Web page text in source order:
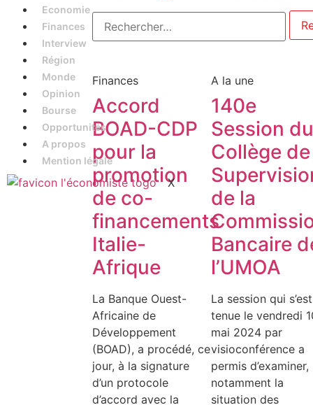
Economie
Finances
Interview
Région
Monde
Opinion
Bourse
Opportunités
A propos
Mention légale
X
Finances
Accord
BOAD-CDP
pour la
promotion
de co-
financements
Italie-
Afrique
La Banque Ouest-
Africaine de
Développement
(BOAD), a procédé, ce
jour, à la signature
d’un protocole
d’accord avec la
A la une
140e
Session du
Collège de
de la
Bancaire
l’UMOA
La session qui s’est
tenue le vendredi
mai 2024 par
visioconférence a
permis d’examiner,
notamment la
situation des